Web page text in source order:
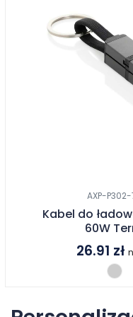
AXP-
Kabel do
60W
26.91 zł